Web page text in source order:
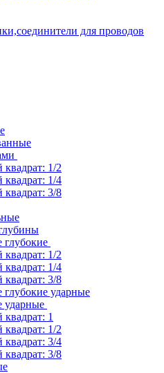
для проводов
1/2
1/4
3/8
глубокие
1/2
1/4
3/8
ударные
ударные
1
1/2
3/4
3/8